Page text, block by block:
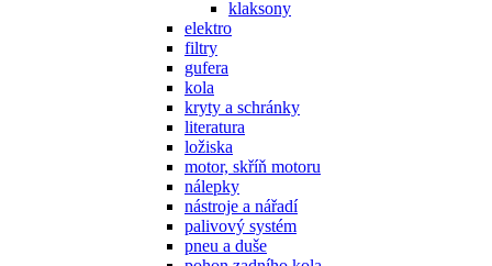
klaksony
elektro
filtry
gufera
kola
kryty a schránky
literatura
ložiska
motor, skříň motoru
nálepky
nástroje a nářadí
palivový systém
pneu a duše